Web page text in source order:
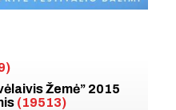
Žemė” 2015
(19513)